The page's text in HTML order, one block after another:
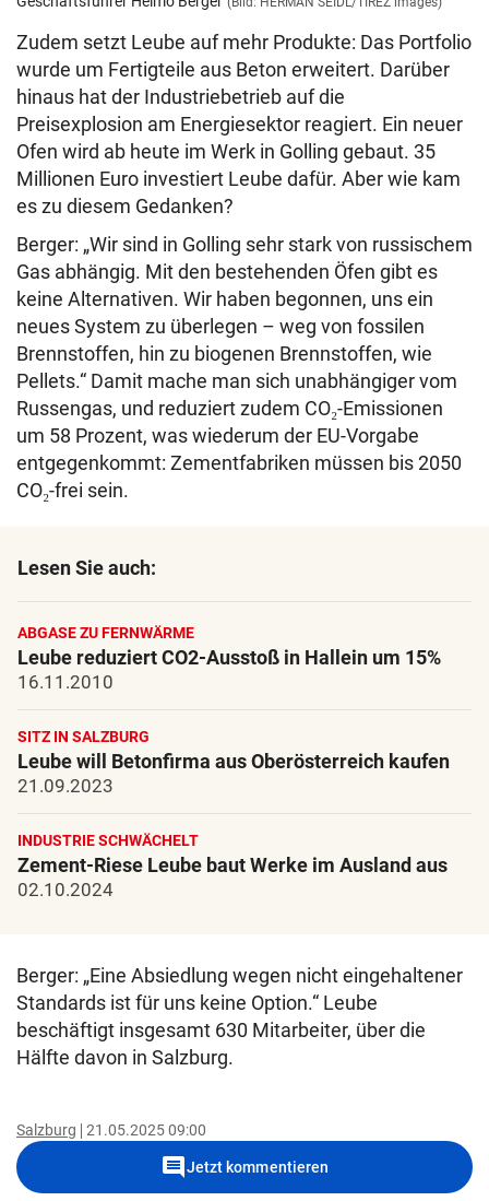
Zudem setzt Leube auf mehr Produkte: Das Portfolio
wurde um Fertigteile aus Beton erweitert. Darüber
hinaus hat der Industriebetrieb auf die
Preisexplosion am Energiesektor reagiert. Ein neuer
Ofen wird ab heute im Werk in Golling gebaut. 35
Millionen Euro investiert Leube dafür. Aber wie kam
es zu diesem Gedanken?
Berger: „Wir sind in Golling sehr stark von russischem
Gas abhängig. Mit den bestehenden Öfen gibt es
keine Alternativen. Wir haben begonnen, uns ein
neues System zu überlegen – weg von fossilen
Brennstoffen, hin zu biogenen Brennstoffen, wie
Pellets.“ Damit mache man sich unabhängiger vom
Russengas, und reduziert zudem CO₂-Emissionen
um 58 Prozent, was wiederum der EU-Vorgabe
entgegenkommt: Zementfabriken müssen bis 2050
CO₂-frei sein.
Lesen Sie auch:
ABGASE ZU FERNWÄRME
Leube reduziert CO2-Ausstoß in Hallein um 15%
16.11.2010
SITZ IN SALZBURG
Leube will Betonfirma aus Oberösterreich kaufen
21.09.2023
INDUSTRIE SCHWÄCHELT
Zement-Riese Leube baut Werke im Ausland aus
02.10.2024
Berger: „Eine Absiedlung wegen nicht eingehaltener
Standards ist für uns keine Option.“ Leube
beschäftigt insgesamt 630 Mitarbeiter, über die
Hälfte davon in Salzburg.
Salzburg 21.05.2025 09:00
commentJetzt kommentieren